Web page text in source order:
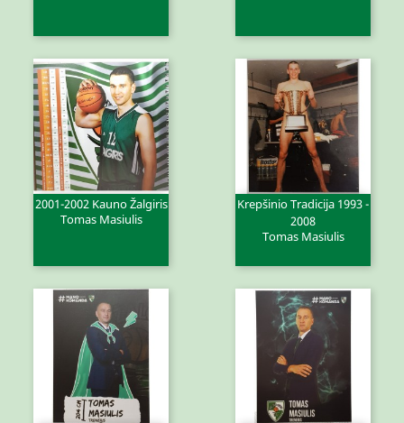
2001-2002 Kauno Žalgiris
Tomas Masiulis
Krepšinio Tradicija 1993 -
2008
Tomas Masiulis